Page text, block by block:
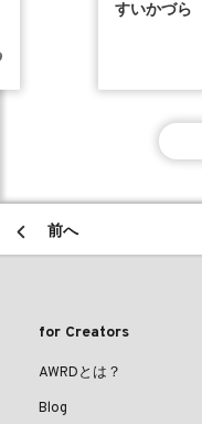
すいかづら
前へ
for Creators
AWRDとは？
Blog